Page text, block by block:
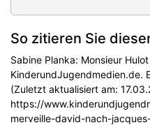
So zitieren Sie
Sabine Planka: Monsieur
KinderundJugendmedien.de.
(Zuletzt aktualisiert am:
https://
merveille-david-nach-